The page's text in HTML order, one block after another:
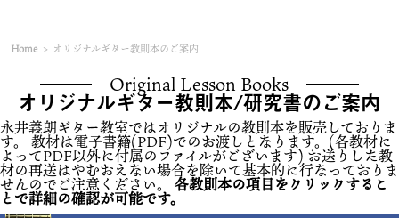
Home > オリジナルギター教則本のご案内
Original Lesson Books
オリジナルギター教則本/研究書のご案内
永井義朗ギター教室ではオリジナルの教則本を販売しておりま
す。 教材は電子書籍(PDF)でのお渡しとなります。(各教材に
よってPDF以外に付属のファイルがございます) お送りした教
材の再送はやむおえない場合を除いて基本的に行なっておりま
せんのでご注意ください。 各教則本の項目をクリックするこ
とで詳細の確認が可能です。